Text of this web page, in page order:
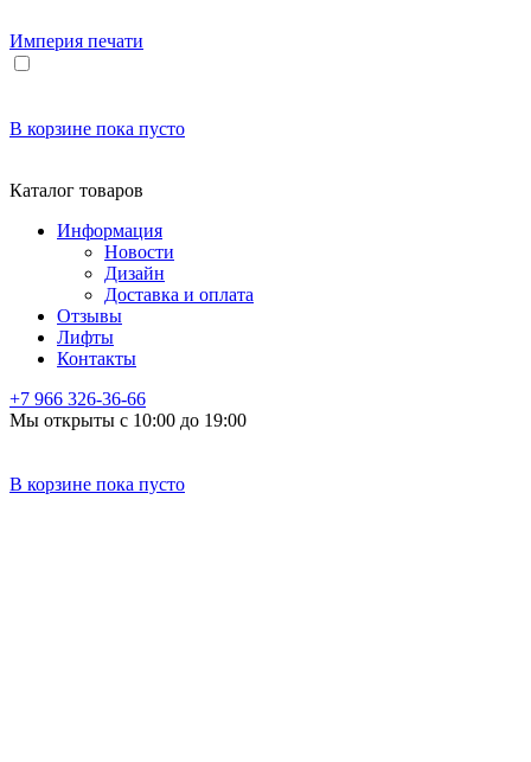
Империя печати
В корзине пока пусто
Каталог товаров
Информация
Новости
Дизайн
Доставка и оплата
Отзывы
Лифты
Контакты
+7 966 326-36-66
Мы открыты с 10:00 до 19:00
В корзине пока пусто